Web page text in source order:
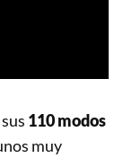
110 modos
muy